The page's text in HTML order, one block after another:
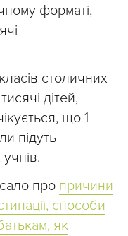
форматі,
столичних
дітей,
що 1
підуть
про причини
способи
як